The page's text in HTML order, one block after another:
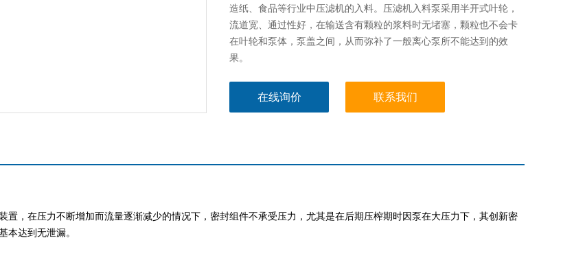
造纸、食品等行业中压滤机的入料。压滤机入料泵采用半开式叶轮，
流道宽、通过性好，在输送含有颗粒的浆料时无堵塞，颗粒也不会卡
在叶轮和泵体，泵盖之间，从而弥补了一般离心泵所不能达到的效
果。
在线询价 联系我们
置，在压力不断增加而流量逐渐减少的情况下，密封组件不承受压力，尤其是在后期压榨期时因泵在大压力下，其创新密
本达到无泄漏。